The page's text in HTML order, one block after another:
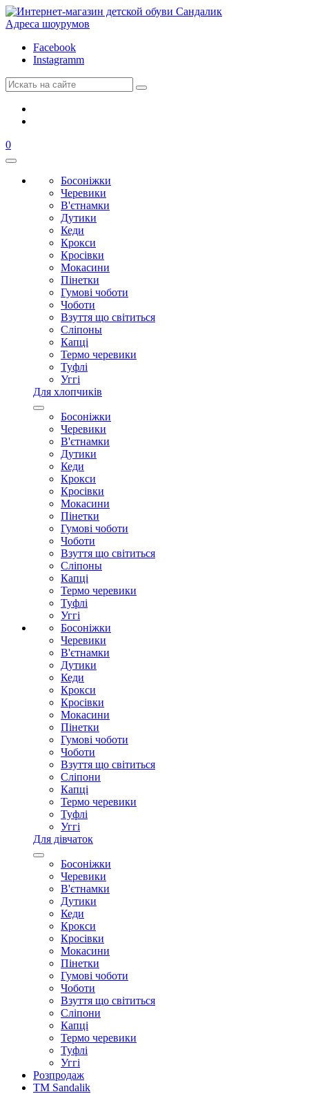
Адреса шоурумов
Facebook
Instagramm
0
Босоніжки
Черевики
В'єтнамки
Дутики
Кеди
Крокси
Кросівки
Мокасини
Пінетки
Гумові чоботи
Чоботи
Взуття що світиться
Сліпоны
Капці
Термо черевики
Туфлі
Уггі
Для хлопчиків
Босоніжки
Черевики
В'єтнамки
Дутики
Кеди
Крокси
Кросівки
Мокасини
Пінетки
Гумові чоботи
Чоботи
Взуття що світиться
Сліпоны
Капці
Термо черевики
Туфлі
Уггі
Босоніжки
Черевики
В'єтнамки
Дутики
Кеди
Крокси
Кросівки
Мокасини
Пінетки
Гумові чоботи
Чоботи
Взуття що світиться
Сліпони
Капці
Термо черевики
Туфлі
Уггі
Для дівчаток
Босоніжки
Черевики
В'єтнамки
Дутики
Кеди
Крокси
Кросівки
Мокасини
Пінетки
Гумові чоботи
Чоботи
Взуття що світиться
Сліпони
Капці
Термо черевики
Туфлі
Уггі
Розпродаж
TM Sandalik